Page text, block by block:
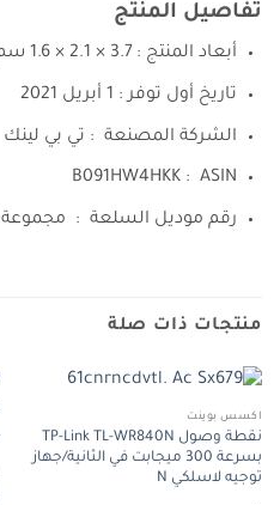
تفاصيل المنتج
أبعاد المنتج : 3.7 × 2.1 × 1.6 سم؛ 410 جم
تاريخ أول توفر : 1 أبريل 2021
الشركة المصنعة ‏ : تي بي لينك
ASIN ‏ : ‎
B091HW4HKK
رقم موديل السلعة ‏ : ‎ مجموعة Wpa4220
منتجات ذات صلة
اكسس بوينت
نقطة وصول TP-Link TL-WR840N
بسرعة 300 ميجابت في الثانية/جهاز
توجيه لاسلكي N